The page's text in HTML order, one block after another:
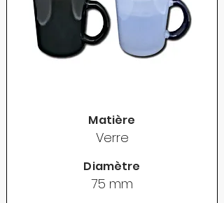
Matière
Verre
Diamètre
75 mm